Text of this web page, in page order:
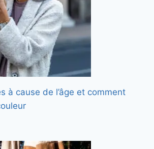
à cause de l’âge et comment